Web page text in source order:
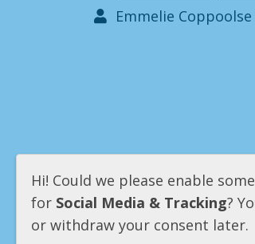
Emmelie Coppoolse
Hi! Could we please enable
for Social Media & Tracking?
or withdraw your consent later.